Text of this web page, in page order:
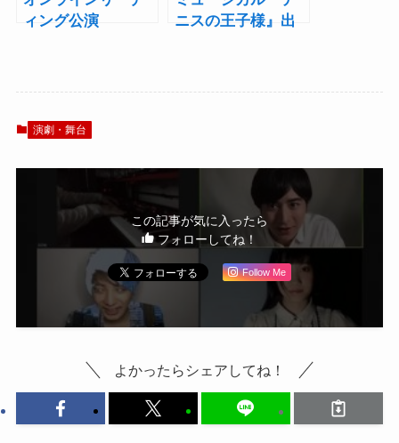
ィング公演
ニスの王子様』出
演劇・舞台
この記事が気に入ったら
フォローしてね！
Follow Me
よかったらシェアしてね！